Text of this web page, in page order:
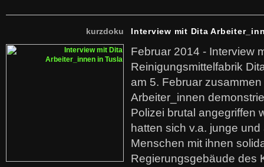
kurzdoku Interview mit Dita
Februar 2014 - Interview
Reinigungsmittelfabrik
am 5. Februar
Arbeiter_innen
Polizei brutal angegriffen
hatten sich v.a. junge
Menschen mit ihnen
Regierungsgebäude des